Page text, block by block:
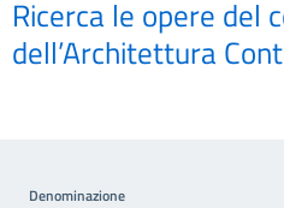
Ricerca le opere del
dell’Architettura
Denominazione